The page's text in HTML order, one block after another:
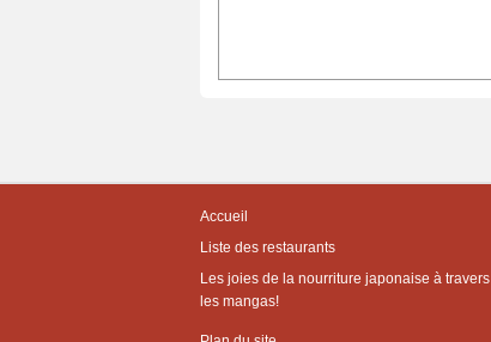
Accueil
Liste des restaurants
Les joies de la nourriture japonaise à travers
les mangas!